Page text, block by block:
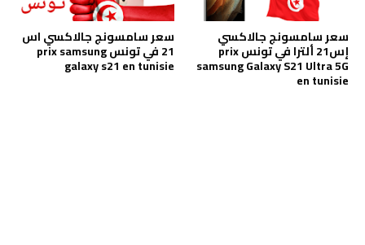
سعر سامسونج جالاكسي
إس21 ألترا في تونس prix
samsung Galaxy S21 Ultra 5G
en tunisie
سعر سامسونج جالاكسي اس
21 في تونس prix samsung
galaxy s21 en tunisie